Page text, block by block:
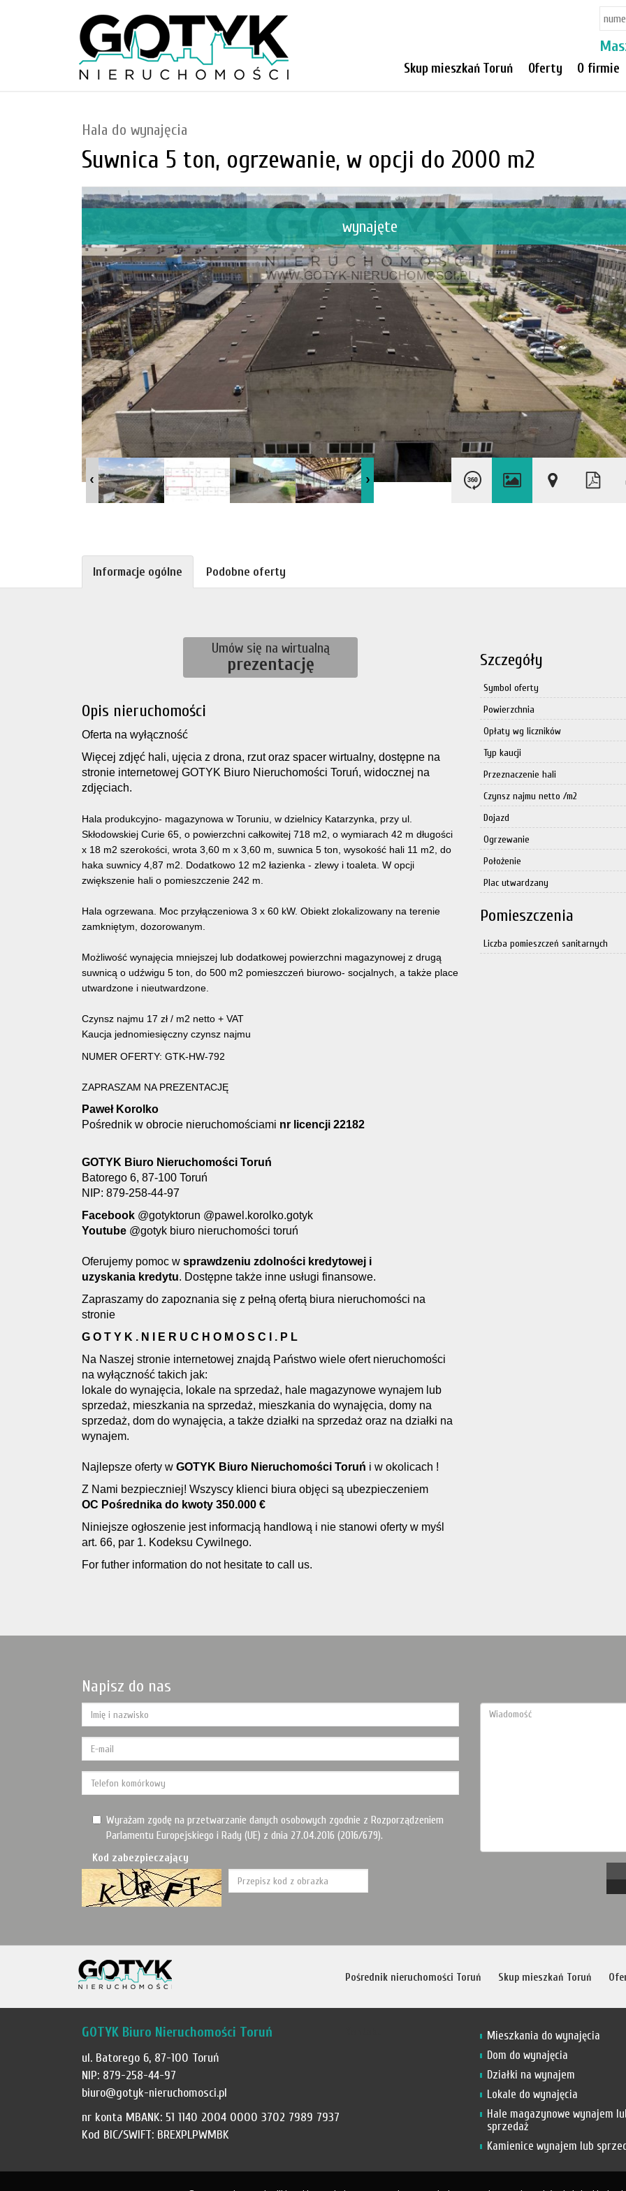
Skup mieszkań Toruń Oferty O firmie
Hala do wynajęcia
Suwnica 5 ton, ogrzewanie, w opcji do 2000 m2
wynajęte
Informacje ogólne Podobne oferty
Umów się na wirtualną
prezentację
Opis nieruchomości
Oferta na wyłączność
Więcej zdjęć hali, ujęcia z drona, rzut oraz spacer wirtualny, dostępne na
stronie internetowej GOTYK Biuro Nieruchomości Toruń, widocznej na
zdjęciach.
Hala produkcyjno- magazynowa w Toruniu, w dzielnicy Katarzynka, przy ul.
Skłodowskiej Curie 65, o powierzchni całkowitej 718 m2, o wymiarach 42 m długości
x 18 m2 szerokości, wrota 3,60 m x 3,60 m, suwnica 5 ton, wysokość hali 11 m2, do
haka suwnicy 4,87 m2. Dodatkowo 12 m2 łazienka - zlewy i toaleta. W opcji
zwiększenie hali o pomieszczenie 242 m.
Hala ogrzewana. Moc przyłączeniowa 3 x 60 kW. Obiekt zlokalizowany na terenie
zamkniętym, dozorowanym.
Możliwość wynajęcia mniejszej lub dodatkowej powierzchni magazynowej z drugą
suwnicą o udźwigu 5 ton, do 500 m2 pomieszczeń biurowo- socjalnych, a także place
utwardzone i nieutwardzone.
Czynsz najmu 17 zł / m2 netto + VAT
Kaucja jednomiesięczny czynsz najmu
NUMER OFERTY: GTK-HW-792
ZAPRASZAM NA PREZENTACJĘ
Paweł Korolko
Pośrednik w obrocie nieruchomościami nr licencji 22182
GOTYK Biuro Nieruchomości Toruń
Batorego 6, 87-100 Toruń
NIP: 879-258-44-97
Facebook @gotyktorun @pawel.korolko.gotyk
Youtube @gotyk biuro nieruchomości toruń
Oferujemy pomoc w sprawdzeniu zdolności kredytowej i
uzyskania kredytu. Dostępne także inne usługi finansowe.
Zapraszamy do zapoznania się z pełną ofertą biura nieruchomości na
stronie
G O T Y K . N I E R U C H O M O S C I . P L
Na Naszej stronie internetowej znajdą Państwo wiele ofert nieruchomości
na wyłączność takich jak:
lokale do wynajęcia, lokale na sprzedaż, hale magazynowe wynajem lub
sprzedaż, mieszkania na sprzedaż, mieszkania do wynajęcia, domy na
sprzedaż, dom do wynajęcia, a także działki na sprzedaż oraz na działki na
wynajem.
Najlepsze oferty w GOTYK Biuro Nieruchomości Toruń i w okolicach !
Z Nami bezpieczniej! Wszyscy klienci biura objęci są ubezpieczeniem
OC Pośrednika do kwoty 350.000 €
Niniejsze ogłoszenie jest informacją handlową i nie stanowi oferty w myśl
art. 66, par 1. Kodeksu Cywilnego.
For futher information do not hesitate to call us.
Szczegóły
Symbol oferty
Powierzchnia
Opłaty wg liczników
Typ kaucji
Przeznaczenie hali
Czynsz najmu netto /m2
Dojazd
Ogrzewanie
Położenie
Plac utwardzany
Pomieszczenia
Liczba pomieszczeń sanitarnych
Napisz do nas
Wyrażam zgodę na przetwarzanie danych osobowych zgodnie z Rozporządzeniem
Parlamentu Europejskiego i Rady (UE) z dnia 27.04.2016 (2016/679).
Kod zabezpieczający
Pośrednik nieruchomości Toruń Skup mieszkań Toruń
GOTYK Biuro Nieruchomości Toruń
ul. Batorego 6, 87-100 Toruń
NIP: 879-258-44-97
biuro@gotyk-nieruchomosci.pl
nr konta MBANK: 51 1140 2004 0000 3702 7989 7937
Kod BIC/SWIFT: BREXPLPWMBK
Mieszkania do wynajęcia
Dom do wynajęcia
Działki na wynajem
Lokale do wynajęcia
Hale magazynowe wynajem
sprzedaż
Kamienice wynajem lub